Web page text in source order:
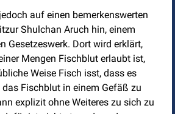
auf einen bemerkenswerten
Shulchan Aruch hin, einem
Gesetzeswerk. Dort wird erklärt,
Mengen Fischblut erlaubt ist,
Weise Fisch isst, dass es
Fischblut in einem Gefäß zu
explizit ohne Weiteres zu sich zu